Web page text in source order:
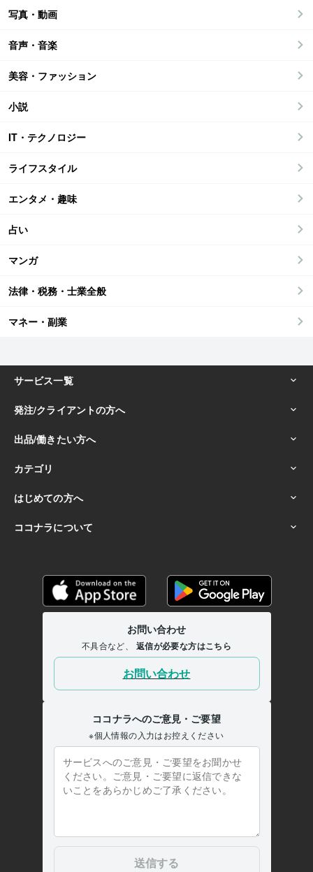
写真・動画
音声・音楽
美容・ファッション
小説
IT・テクノロジー
ライフスタイル
エンタメ・趣味
占い
マンガ
法律・税務・士業全般
マネー・副業